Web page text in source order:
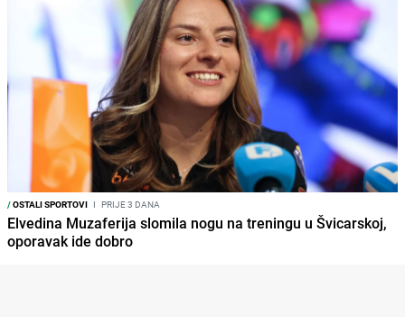
/OSTALI SPORTOVI I PRIJE 3 DANA
Elvedina Muzaferija slomila nogu na treningu u Švicarskoj,
oporavak ide dobro